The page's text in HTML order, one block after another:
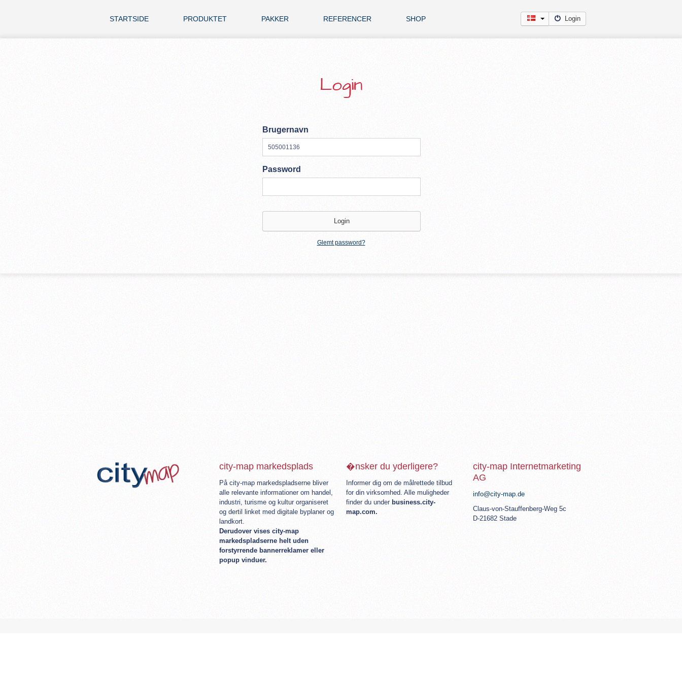
STARTSIDE PRODUKTET PAKKER REFERENCER SHOP Login
Login
Brugernavn
Password
Glemt password?
city-map markedsplads
På city-map markedspladserne bliver
alle relevante informationer om handel,
industri, turisme og kultur organiseret
og dertil linket med digitale byplaner og
landkort.
Derudover vises city-map
markedspladserne helt uden
forstyrrende bannerreklamer eller
popup vinduer.
�nsker du yderligere?
Informer dig om de målrettede tilbud
for din virksomhed. Alle muligheder
finder du under business.city-
map.com.
city-map Internetmarketing
AG
info@city-map.de
Claus-von-Stauffenberg-Weg 5c
D-21682 Stade